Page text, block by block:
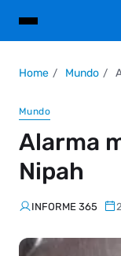
Home Mundo
Mundo
Alarma
Nipah
INFORME 365